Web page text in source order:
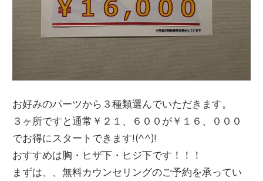
お好みのパーツから３種類選んでいただきます。
３ヶ所ですと通常￥２１、６００が￥１６、０００
でお得にスタートできます!(^^)!
おすすめは胸・ヒザ下・ヒジ下です！！！
まずは、、無料カウンセリングのご予約を承ってい